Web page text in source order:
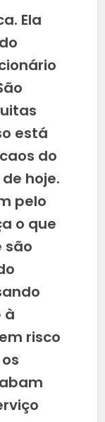
Ela
está
do
hoje.
pelo
o que
são
à
risco